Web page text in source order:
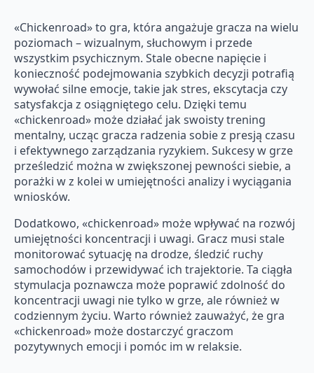
«Chickenroad» to gra, która angażuje gracza na wielu
poziomach – wizualnym, słuchowym i przede
wszystkim psychicznym. Stale obecne napięcie i
konieczność podejmowania szybkich decyzji potrafią
wywołać silne emocje, takie jak stres, ekscytacja czy
satysfakcja z osiągniętego celu. Dzięki temu
«chickenroad» może działać jak swoisty trening
mentalny, ucząc gracza radzenia sobie z presją czasu
i efektywnego zarządzania ryzykiem. Sukcesy w grze
prześledzić można w zwiększonej pewności siebie, a
porażki w z kolei w umiejętności analizy i wyciągania
wniosków.
Dodatkowo, «chickenroad» może wpływać na rozwój
umiejętności koncentracji i uwagi. Gracz musi stale
monitorować sytuację na drodze, śledzić ruchy
samochodów i przewidywać ich trajektorie. Ta ciągła
stymulacja poznawcza może poprawić zdolność do
koncentracji uwagi nie tylko w grze, ale również w
codziennym życiu. Warto również zauważyć, że gra
«chickenroad» może dostarczyć graczom
pozytywnych emocji i pomóc im w relaksie.